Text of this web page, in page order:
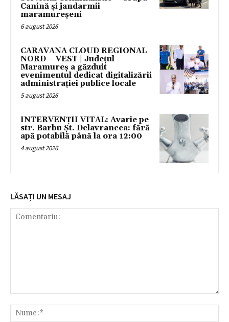
Canină și jandarmii
maramureșeni
6 august 2026
CARAVANA CLOUD REGIONAL
NORD – VEST | Județul
Maramureș a găzduit
evenimentul dedicat digitalizării
administrației publice locale
5 august 2026
INTERVENȚII VITAL: Avarie pe
str. Barbu Șt. Delavrancea: fără
apă potabilă până la ora 12:00
4 august 2026
LĂSAȚI UN MESAJ